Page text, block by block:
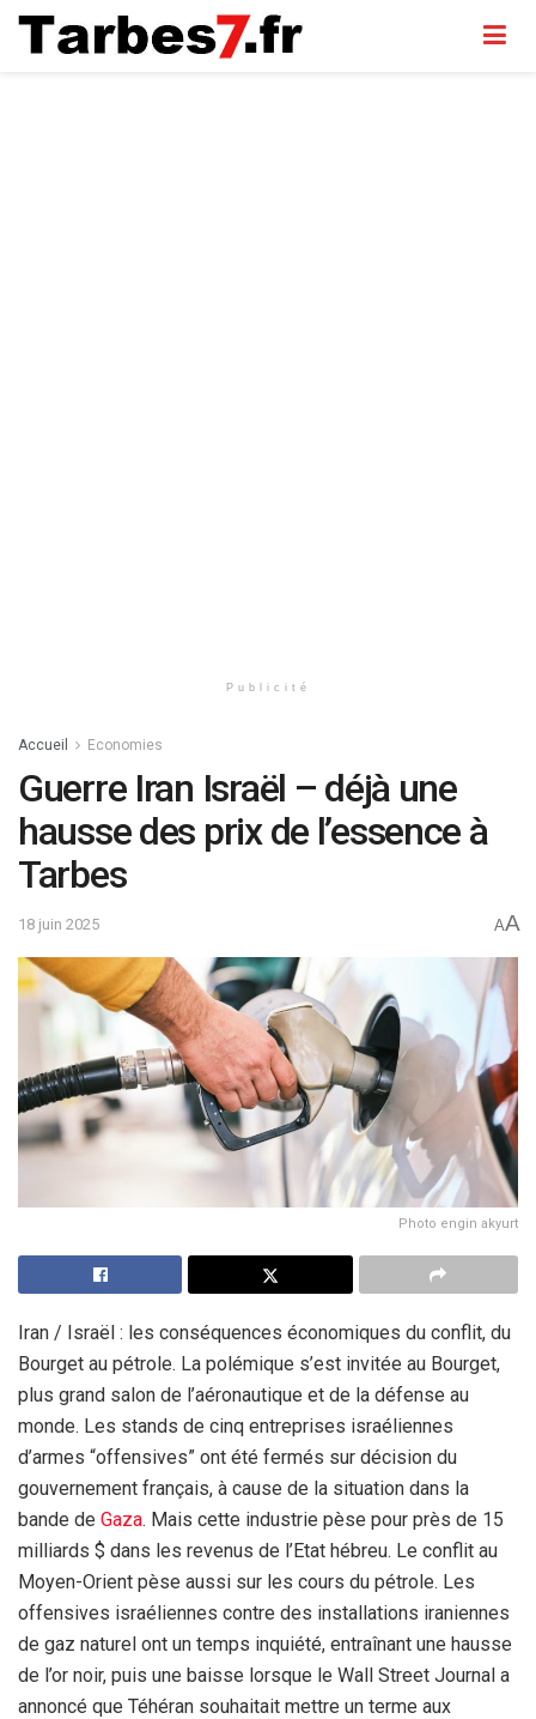
Publicité
Accueil Economies
Guerre Iran Israël – déjà une
hausse des prix de l’essence à
Tarbes
18 juin 2025 AA
Photo engin akyurt
Iran / Israël : les conséquences économiques du conflit, du
Bourget au pétrole. La polémique s’est invitée au Bourget,
plus grand salon de l’aéronautique et de la défense au
monde. Les stands de cinq entreprises israéliennes
d’armes “offensives” ont été fermés sur décision du
gouvernement français, à cause de la situation dans la
bande de Gaza. Mais cette industrie pèse pour près de 15
milliards $ dans les revenus de l’Etat hébreu. Le conflit au
Moyen-Orient pèse aussi sur les cours du pétrole. Les
offensives israéliennes contre des installations iraniennes
de gaz naturel ont un temps inquiété, entraînant une hausse
de l’or noir, puis une baisse lorsque le Wall Street Journal a
annoncé que Téhéran souhaitait mettre un terme aux